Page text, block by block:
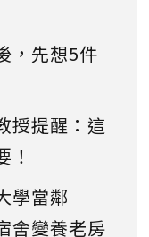
，先想5件
授提醒：這
！
學當鄰
舍變養老房